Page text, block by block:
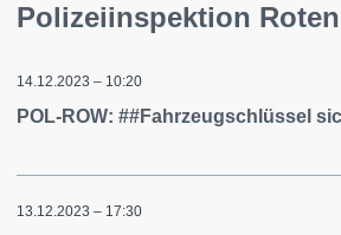
Polizeiinspektion
14.12.2023 – 10:20
POL-ROW: ##Fahrzeugschlüssel
13.12.2023 – 17:30